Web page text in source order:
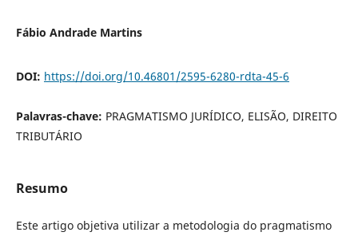
Fábio Andrade Martins
DOI: https://doi.org/10.46801/2595-6280-rdta-45-6
Palavras-chave: PRAGMATISMO JURÍDICO, ELISÃO, DIREITO
TRIBUTÁRIO
Resumo
Este artigo objetiva utilizar a metodologia do pragmatismo